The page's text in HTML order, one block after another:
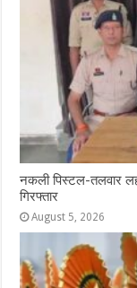
नकली पिस्टल-तलवार
गिरफ्तार
August 5, 2026